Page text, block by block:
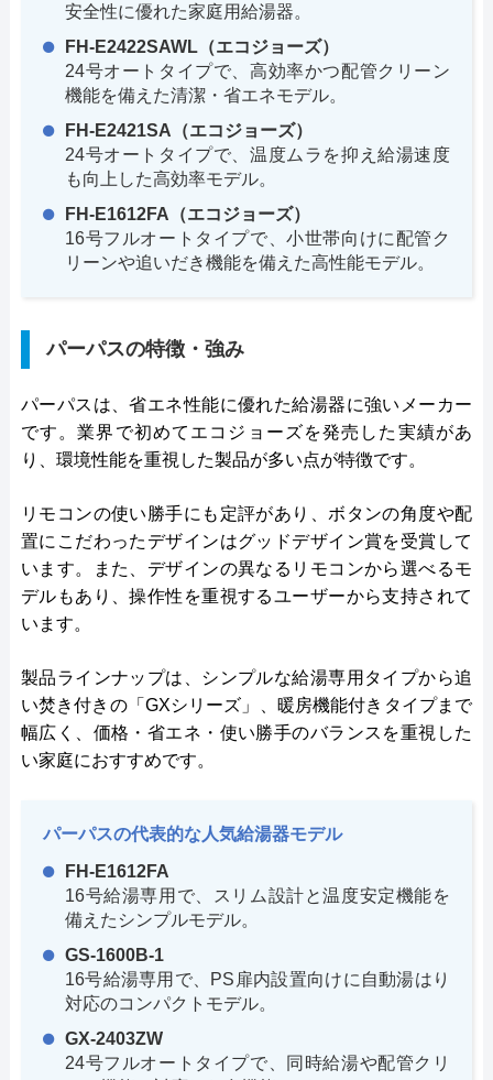
安全性に優れた家庭用給湯器。
FH-E2422SAWL（エコジョーズ）
24号オートタイプで、高効率かつ配管クリーン
機能を備えた清潔・省エネモデル。
FH-E2421SA（エコジョーズ）
24号オートタイプで、温度ムラを抑え給湯速度
も向上した高効率モデル。
FH-E1612FA（エコジョーズ）
16号フルオートタイプで、小世帯向けに配管ク
リーンや追いだき機能を備えた高性能モデル。
パーパスの特徴・強み
パーパスは、省エネ性能に優れた給湯器に強いメーカー
です。業界で初めてエコジョーズを発売した実績があ
り、環境性能を重視した製品が多い点が特徴です。
リモコンの使い勝手にも定評があり、ボタンの角度や配
置にこだわったデザインはグッドデザイン賞を受賞して
います。また、デザインの異なるリモコンから選べるモ
デルもあり、操作性を重視するユーザーから支持されて
います。
製品ラインナップは、シンプルな給湯専用タイプから追
い焚き付きの「GXシリーズ」、暖房機能付きタイプまで
幅広く、価格・省エネ・使い勝手のバランスを重視した
い家庭におすすめです。
パーパスの代表的な人気給湯器モデル
FH-E1612FA
16号給湯専用で、スリム設計と温度安定機能を
備えたシンプルモデル。
GS-1600B-1
16号給湯専用で、PS扉内設置向けに自動湯はり
対応のコンパクトモデル。
GX-2403ZW
24号フルオートタイプで、同時給湯や配管クリ